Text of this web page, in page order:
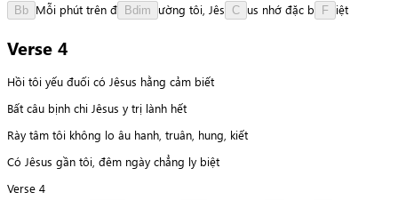
Bb Mỗi phút trên đ Bdim ường tôi, Jês C us nhớ đặc b F iệt
Verse 4
Hồi tôi yếu đuối có Jêsus hằng cảm biết
Bất câu bịnh chi Jêsus y trị lành hết
Rày tâm tôi không lo âu hanh, truân, hung, kiết
Có Jêsus gần tôi, đêm ngày chẳng ly biệt
Verse 4